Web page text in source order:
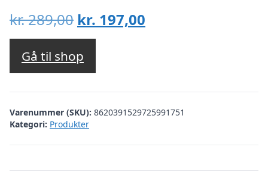
kr.289,00 Den
oprindelige
pris
var:
kr. 289,00.
kr. 197,00
kr. 197,00.
Gå til shop
Varenummer (SKU): 8620391529725991751
Kategori: Produkter